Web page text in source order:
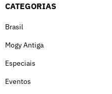
CATEGORIAS
Brasil
Mogy Antiga
Especiais
Eventos